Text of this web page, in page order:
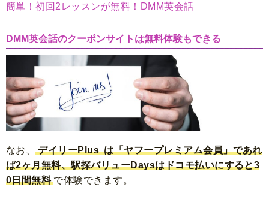
簡単！初回2レッスンが無料！DMM英会話
DMM英会話のクーポンサイトは無料体験もできる
なお、 デイリーPlus は「ヤフープレミアム会員」であれ
ば2ヶ月無料、駅探バリューDaysはドコモ払いにすると3
0日間無料 で体験できます。